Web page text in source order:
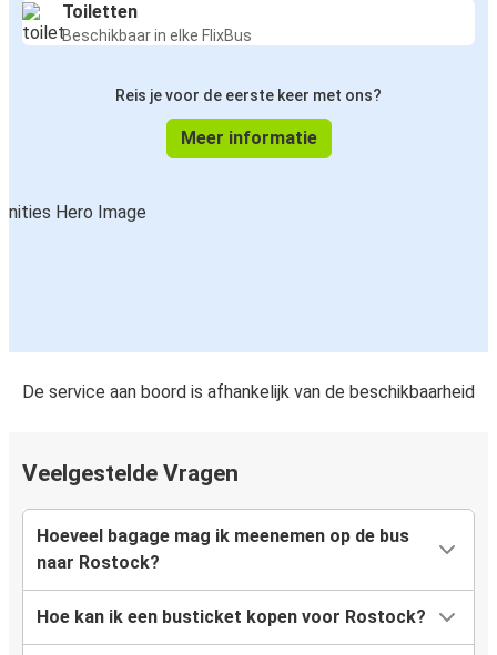
Rostock
Eindhoven
Rostock
Münster
Rostock
Venlo
Venlo
Toiletten
Beschikbaar in elke FlixBus
Reis je voor de eerste keer met ons?
Meer informatie
De service aan boord is afhankelijk van de beschikbaarheid
Veelgestelde Vragen
Hoeveel bagage mag ik meenemen op de bus
naar Rostock?
Hoe kan ik een busticket kopen voor Rostock?